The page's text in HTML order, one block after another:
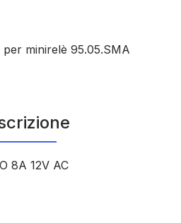
minirelè 95.05.SMA
8A 12V AC